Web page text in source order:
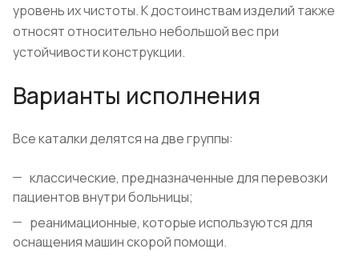
уровень их чистоты. К достоинствам изделий также
относят относительно небольшой вес при
устойчивости конструкции.
Варианты исполнения
Все каталки делятся на две группы:
классические, предназначенные для перевозки
пациентов внутри больницы;
реанимационные, которые используются для
оснащения машин скорой помощи.